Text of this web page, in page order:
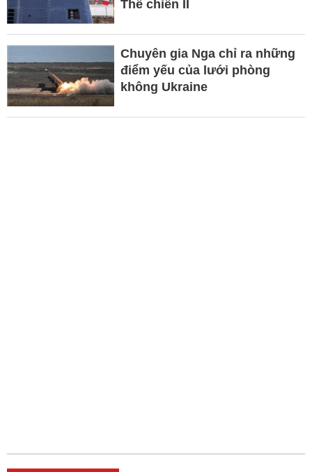
Thế chiến II
Chuyên gia Nga chỉ ra những
điểm yếu của lưới phòng
không Ukraine